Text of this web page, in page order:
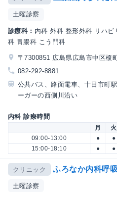
土曜診察
診療科： 内科 外科 整形外科 リハ
科 胃腸科 こう門科
〒7300851 広島県広島市中区榎
082-292-8881
公共バス、路面電車、十日市町
ーガーの西側川沿い
内科 診療時間
月 火
09:00-13:00
● ●
15:00-18:10
● ●
クリニック ふろなか内科呼
土曜診察